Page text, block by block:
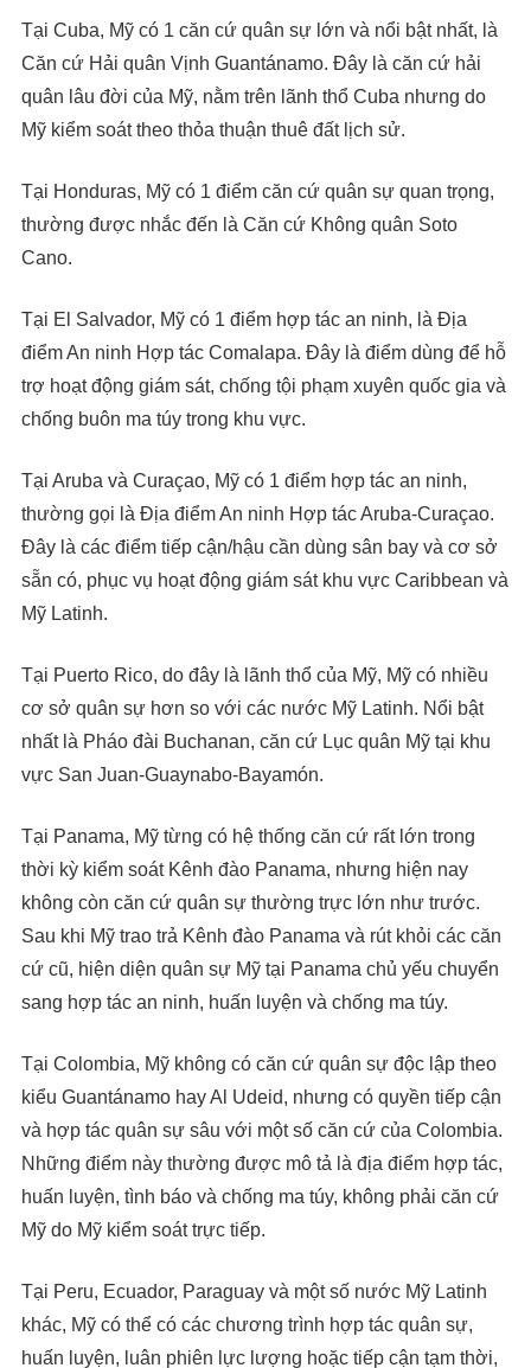
Tại Cuba, Mỹ có 1 căn cứ quân sự lớn và nổi bật nhất, là
Căn cứ Hải quân Vịnh Guantánamo. Đây là căn cứ hải
quân lâu đời của Mỹ, nằm trên lãnh thổ Cuba nhưng do
Mỹ kiểm soát theo thỏa thuận thuê đất lịch sử.
Tại Honduras, Mỹ có 1 điểm căn cứ quân sự quan trọng,
thường được nhắc đến là Căn cứ Không quân Soto
Cano.
Tại El Salvador, Mỹ có 1 điểm hợp tác an ninh, là Địa
điểm An ninh Hợp tác Comalapa. Đây là điểm dùng để hỗ
trợ hoạt động giám sát, chống tội phạm xuyên quốc gia và
chống buôn ma túy trong khu vực.
Tại Aruba và Curaçao, Mỹ có 1 điểm hợp tác an ninh,
thường gọi là Địa điểm An ninh Hợp tác Aruba-Curaçao.
Đây là các điểm tiếp cận/hậu cần dùng sân bay và cơ sở
sẵn có, phục vụ hoạt động giám sát khu vực Caribbean và
Mỹ Latinh.
Tại Puerto Rico, do đây là lãnh thổ của Mỹ, Mỹ có nhiều
cơ sở quân sự hơn so với các nước Mỹ Latinh. Nổi bật
nhất là Pháo đài Buchanan, căn cứ Lục quân Mỹ tại khu
vực San Juan-Guaynabo-Bayamón.
Tại Panama, Mỹ từng có hệ thống căn cứ rất lớn trong
thời kỳ kiểm soát Kênh đào Panama, nhưng hiện nay
không còn căn cứ quân sự thường trực lớn như trước.
Sau khi Mỹ trao trả Kênh đào Panama và rút khỏi các căn
cứ cũ, hiện diện quân sự Mỹ tại Panama chủ yếu chuyển
sang hợp tác an ninh, huấn luyện và chống ma túy.
Tại Colombia, Mỹ không có căn cứ quân sự độc lập theo
kiểu Guantánamo hay Al Udeid, nhưng có quyền tiếp cận
và hợp tác quân sự sâu với một số căn cứ của Colombia.
Những điểm này thường được mô tả là địa điểm hợp tác,
huấn luyện, tình báo và chống ma túy, không phải căn cứ
Mỹ do Mỹ kiểm soát trực tiếp.
Tại Peru, Ecuador, Paraguay và một số nước Mỹ Latinh
khác, Mỹ có thể có các chương trình hợp tác quân sự,
huấn luyện, luân phiên lực lượng hoặc tiếp cận tạm thời,